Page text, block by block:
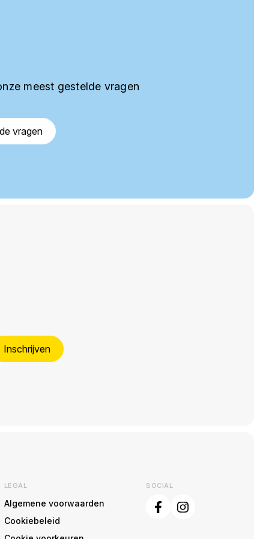
meest gestelde vragen
vragen
Inschrijven
LEGAL
Algemene voorwaarden
Cookiebeleid
SOCIAL